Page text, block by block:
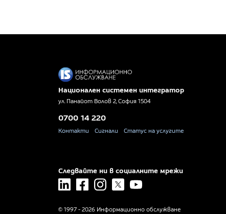
Национален системен интегратор
ул. Панайот Волов 2, София 1504
0700 14 220
Контакти Сигнали Статус на услугите
Следвайте ни в социалните мрежи
linkedin facebookinstagram
x youtube
© 1997 - 2026 Информационно обслужване